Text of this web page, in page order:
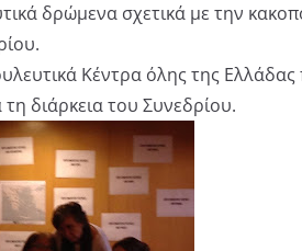
δρώμενα σχετικά με την
Κέντρα όλης της
διάρκεια του Συνεδρίου.